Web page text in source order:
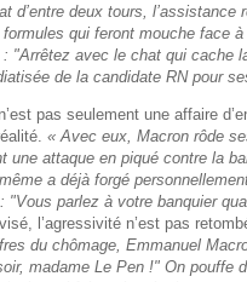
d’entre deux tours, l’assistance
formules qui feront mouche face
"Arrêtez avec le chat qui cache
de la candidate RN pour
pas seulement une affaire
« Avec eux, Macron rôde
une attaque en piqué contre la
a déjà forgé
"Vous parlez à votre banquier
l’agressivité n’est pas
du chômage, Emmanuel
madame Le Pen !" On pouffe